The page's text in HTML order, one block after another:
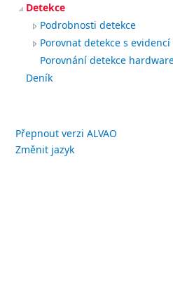
Detekce
Podrobnosti detekce
Porovnat detekce s evidencí
Porovnání detekce
Deník
Přepnout verzi ALVAO
Změnit jazyk